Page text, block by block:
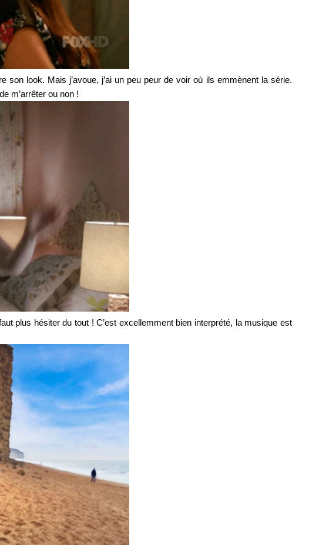
look. Mais j’avoue, j’ai un peu peur de voir où ils emmènent la série.
m’arrêter ou non !
plus hésiter du tout ! C’est excellemment bien interprété, la musique est